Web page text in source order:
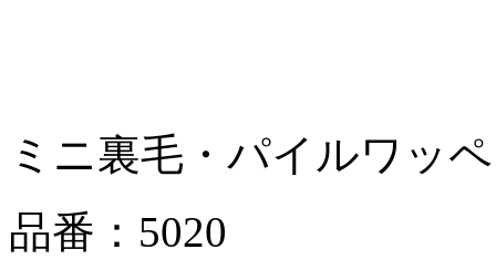
ミニ裏毛・パイルワッ
品番：5020